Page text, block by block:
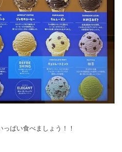
ぱい食べましょう！！